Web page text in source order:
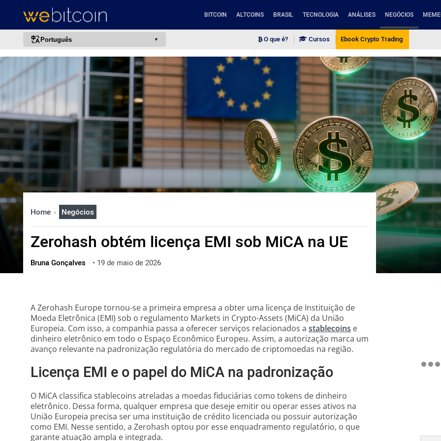
BITCOIN ALTCOINS BRASIL TECNOLOGIA ANÁLISES NEGÓCIOS
Português
português (BR)
español
italiano
deutsch
日本語
العربية
ไทย
ქართული
O que é? Cursos Ebook Crypto Trading
Home Negócios
Zerohash obtém licença EMI sob MiCA na UE
Bruna Gonçalves • 19 de maio de 2026
A Zerohash Europe tornou-se a primeira empresa a obter uma licença de Instituição de
Moeda Eletrônica (EMI) sob o regulamento Markets in Crypto-Assets (MiCA) da União
Europeia. Com isso, a companhia passa a oferecer serviços relacionados a stablecoins e
dinheiro eletrônico em todo o Espaço Econômico Europeu. Assim, a autorização marca um
avanço relevante na padronização regulatória do mercado de criptomoedas na região.
Licença EMI e o papel do MiCA na padronização
O MiCA classifica stablecoins atreladas a moedas fiduciárias como tokens de dinheiro
eletrônico. Dessa forma, qualquer empresa que deseje emitir ou operar esses ativos na
União Europeia precisa ser uma instituição de crédito licenciada ou possuir autorização
como EMI. Nesse sentido, a Zerohash optou por esse enquadramento regulatório, o que
garante atuação ampla e integrada.